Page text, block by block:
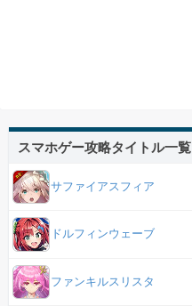
スマホゲー攻略タイトル一覧
サファイアスフィア
ドルフィンウェーブ
ファンキルスリスタ